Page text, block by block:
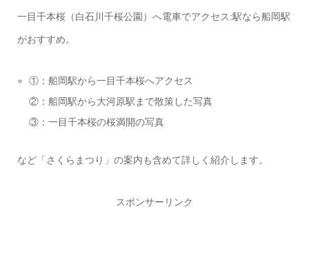
一目千本桜（白石川千桜公園）へ電車でアクセス:駅なら船岡駅
がおすすめ。
①：船岡駅から一目千本桜へアクセス
②：船岡駅から大河原駅まで散策した写真
③：一目千本桜の桜満開の写真
など「さくらまつり」の案内も含めて詳しく紹介します。
スポンサーリンク